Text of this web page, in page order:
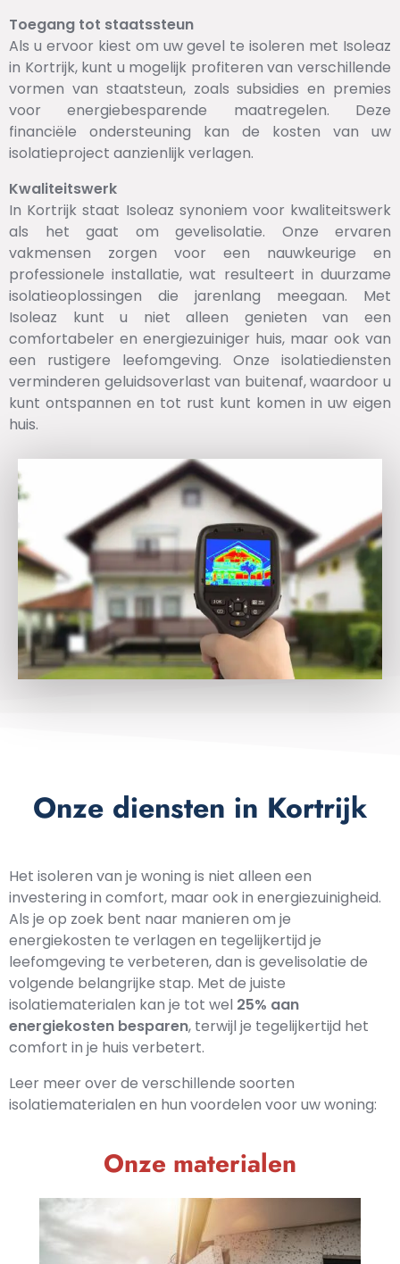
Toegang tot staatssteun
Als u ervoor kiest om uw gevel te isoleren met Isoleaz
in Kortrijk, kunt u mogelijk profiteren van verschillende
vormen van staatsteun, zoals subsidies en premies
voor energiebesparende maatregelen. Deze
financiële ondersteuning kan de kosten van uw
isolatieproject aanzienlijk verlagen.
Kwaliteitswerk
In Kortrijk staat Isoleaz synoniem voor kwaliteitswerk
als het gaat om gevelisolatie. Onze ervaren
vakmensen zorgen voor een nauwkeurige en
professionele installatie, wat resulteert in duurzame
isolatieoplossingen die jarenlang meegaan. Met
Isoleaz kunt u niet alleen genieten van een
comfortabeler en energiezuiniger huis, maar ook van
een rustigere leefomgeving. Onze isolatiediensten
verminderen geluidsoverlast van buitenaf, waardoor u
kunt ontspannen en tot rust kunt komen in uw eigen
huis.
Onze diensten in Kortrijk
Het isoleren van je woning is niet alleen een
investering in comfort, maar ook in energiezuinigheid.
Als je op zoek bent naar manieren om je
energiekosten te verlagen en tegelijkertijd je
leefomgeving te verbeteren, dan is gevelisolatie de
volgende belangrijke stap. Met de juiste
isolatiematerialen kan je tot wel 25% aan
energiekosten besparen, terwijl je tegelijkertijd het
comfort in je huis verbetert.
Leer meer over de verschillende soorten
isolatiematerialen en hun voordelen voor uw woning:
Onze materialen